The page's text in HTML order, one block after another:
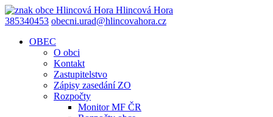
Hlincová Hora
385340453 obecni.urad@hlincovahora.cz
OBEC
O obci
Kontakt
Zastupitelstvo
Zápisy zasedání ZO
Rozpočty
Monitor MF ČR